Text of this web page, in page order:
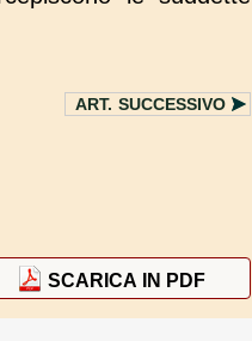
ART. SUCCESSIVO
SCARICA IN PDF